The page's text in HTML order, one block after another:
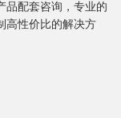
品配套咨询，专业的
高性价比的解决方